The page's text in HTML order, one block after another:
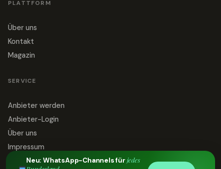
PLATTFORM
Über uns
Kontakt
Magazin
SERVICE
Anbieter werden
Anbieter-Login
Über uns
Impressum
Datenschutz
Neu: WhatsApp-Channels fürjedes